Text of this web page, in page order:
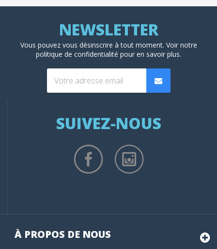
Vous pouvez vous désinscrire à tout moment. Voir notre
politique de confidentialité pour en savoir plus.
SUIVEZ-NOUS
À PROPOS DE NOUS